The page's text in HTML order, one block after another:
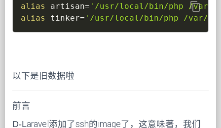
content_copy
alias artisan= '/usr/local/bin/php /var/
alias
tinker= '/usr/local/bin/php /var/
以下是旧数据啦
前言
D-Laravel添加了ssh的image了，这意味著，我们